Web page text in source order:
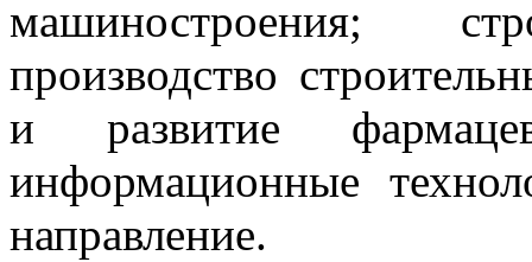
машиностроения;
производство
и развитие
информационные
направление.